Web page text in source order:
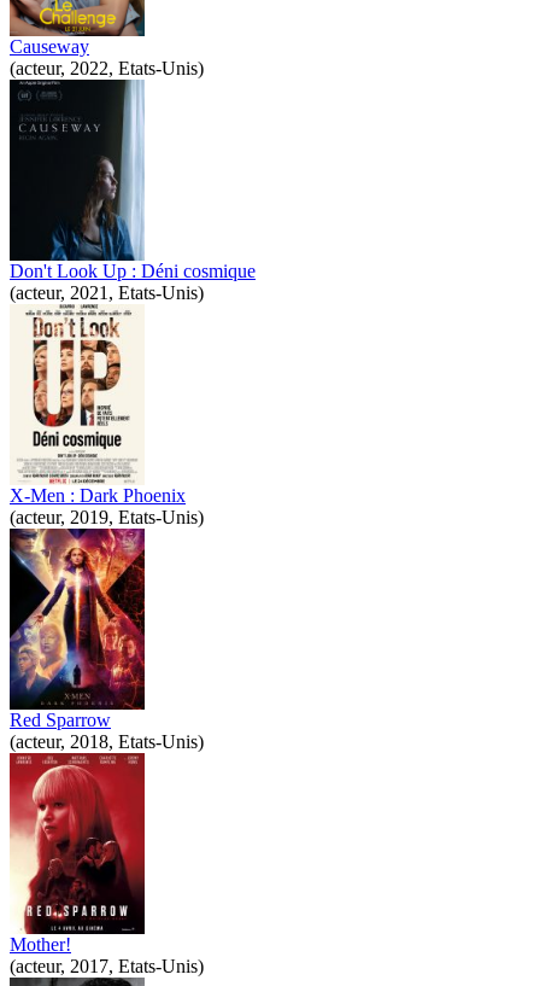
Causeway
(acteur, 2022, Etats-Unis)
Don't Look Up : Déni cosmique
(acteur, 2021, Etats-Unis)
X-Men : Dark Phoenix
(acteur, 2019, Etats-Unis)
Red Sparrow
(acteur, 2018, Etats-Unis)
Mother!
(acteur, 2017, Etats-Unis)